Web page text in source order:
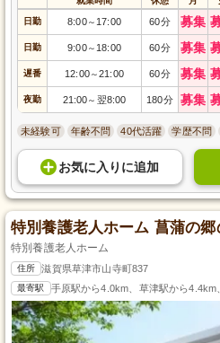
日勤 8:00～ 17:00 60分 募集
日勤 9:00～ 18:00 60分 募集
遅番 12:00～21:00 60分 募集
夜勤 21:00～ 翌8:00 180分 募集
未経験可 年齢不問 40代活躍 学歴不問
お気に入り に追加
特別養護老人ホーム 菖蒲の郷
特別養護老人ホーム
住所 滋賀県草津市山寺町837
最寄駅 手原駅から4.0km、草津駅から